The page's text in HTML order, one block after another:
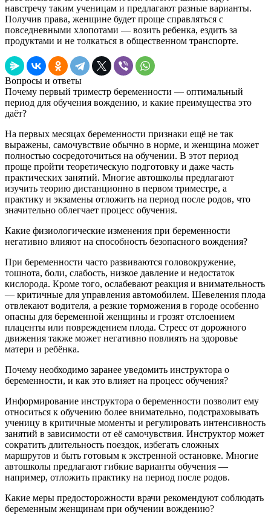
навстречу таким ученицам и предлагают разные варианты.
Получив права, женщине будет проще справляться с
повседневными хлопотами — возить ребенка, ездить за
продуктами и не толкаться в общественном транспорте.
Вопросы и ответы
Почему первый триместр беременности — оптимальный
период для обучения вождению, и какие преимущества это
даёт?
На первых месяцах беременности признаки ещё не так
выражены, самочувствие обычно в норме, и женщина может
полностью сосредоточиться на обучении. В этот период
проще пройти теоретическую подготовку и даже часть
практических занятий. Многие автошколы предлагают
изучить теорию дистанционно в первом триместре, а
практику и экзамены отложить на период после родов, что
значительно облегчает процесс обучения.
Какие физиологические изменения при беременности
негативно влияют на способность безопасного вождения?
При беременности часто развиваются головокружение,
тошнота, боли, слабость, низкое давление и недостаток
кислорода. Кроме того, ослабевают реакция и внимательность
— критичные для управления автомобилем. Шевеления плода
отвлекают водителя, а резкие торможения в городе особенно
опасны для беременной женщины и грозят отслоением
плаценты или повреждением плода. Стресс от дорожного
движения также может негативно повлиять на здоровье
матери и ребёнка.
Почему необходимо заранее уведомить инструктора о
беременности, и как это влияет на процесс обучения?
Информирование инструктора о беременности позволит ему
относиться к обучению более внимательно, подстраховывать
ученицу в критичные моменты и регулировать интенсивность
занятий в зависимости от её самочувствия. Инструктор может
сократить длительность поездок, избегать сложных
маршрутов и быть готовым к экстренной остановке. Многие
автошколы предлагают гибкие варианты обучения —
например, отложить практику на период после родов.
Какие меры предосторожности врачи рекомендуют соблюдать
беременным женщинам при обучении вождению?